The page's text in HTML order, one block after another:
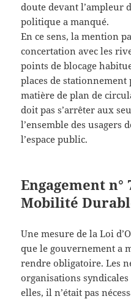
doute devant l’ampleur
politique a manqué.
En ce sens, la mention
concertation avec les
points de blocage
places de
matière de plan de
doit pas s’arrêter aux
l’ensemble des usagers
l’espace public.
Engagement
Mobilité
Une mesure de la Loi
que le gouvernement a
rendre obligatoire. Les
organisations
elles, il n’était pas